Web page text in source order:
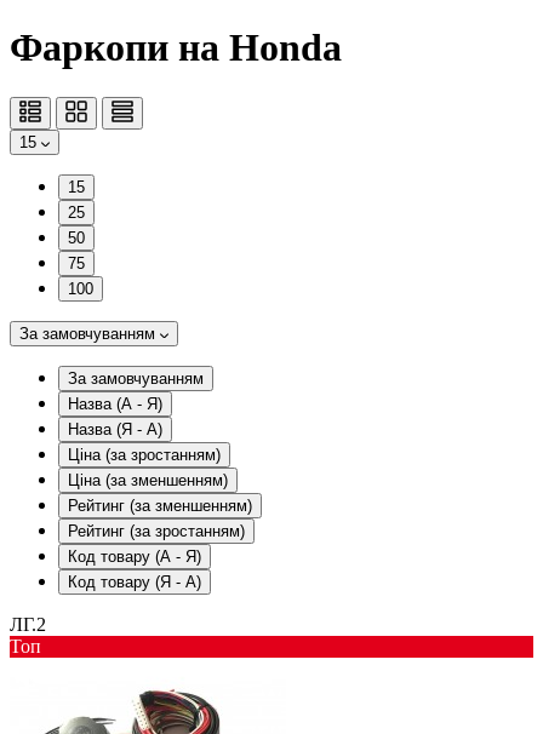
Фаркопи на Honda
15
15
25
50
75
100
За замовчуванням
За замовчуванням
Назва (А - Я)
Назва (Я - А)
Ціна (за зростанням)
Ціна (за зменшенням)
Рейтинг (за зменшенням)
Рейтинг (за зростанням)
Код товару (А - Я)
Код товару (Я - А)
ЛГ.2
Toп